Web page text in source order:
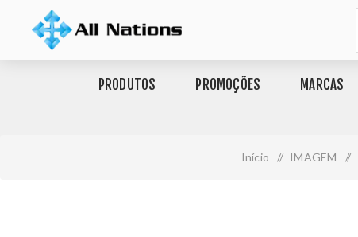
PRODUTOS PROMOÇÕES MARCAS
Início / IMAGEM /